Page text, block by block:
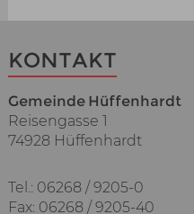
KONTAKT
Gemeinde Hüffenhardt
Reisengasse 1
74928 Hüffenhardt
Tel.: 06268 / 9205-0
Fax: 06268 / 9205-40